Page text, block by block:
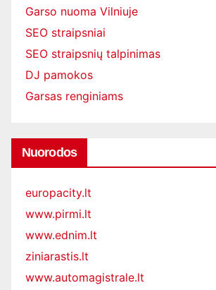
Garso nuoma Vilniuje
SEO straipsniai
SEO straipsnių talpinimas
DJ pamokos
Garsas renginiams
Nuorodos
europacity.lt
www.pirmi.lt
www.ednim.lt
ziniarastis.lt
www.automagistrale.lt